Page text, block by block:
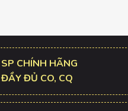
SP CHÍNH HÃNG
ĐẦY ĐỦ CO, CQ